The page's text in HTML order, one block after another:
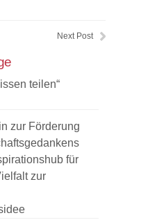
Next Post
teilen“
zur Förderung
für
zur